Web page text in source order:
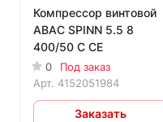
Компрессор винтовой
ABAC SPINN 5.5 8
400/50 C CE
0
Под заказ
Арт. 4152051984
Заказать